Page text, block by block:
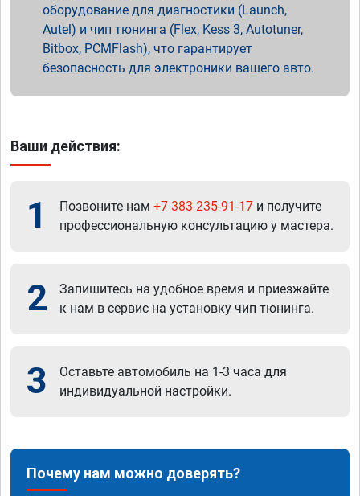
оборудование для диагностики (Launch,
Autel) и чип тюнинга (Flex, Kess 3, Autotuner,
Bitbox, PCMFlash), что гарантирует
безопасность для электроники вашего авто.
Ваши действия:
1 Позвоните нам +7 383 235-91-17 и получите
профессиональную консультацию у мастера.
2
Запишитесь на удобное время и приезжайте
к нам в сервис на установку чип тюнинга.
3
Оставьте автомобиль на 1-3 часа для
индивидуальной настройки.
Почему нам можно доверять?